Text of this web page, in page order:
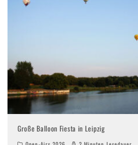
Große Balloon Fiesta in Leipzig